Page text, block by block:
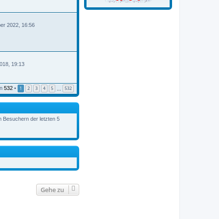
2022, 16:56
19:13
532 • 1 2 3 4 5 … 532
Besuchern der letzten 5
Gehe zu